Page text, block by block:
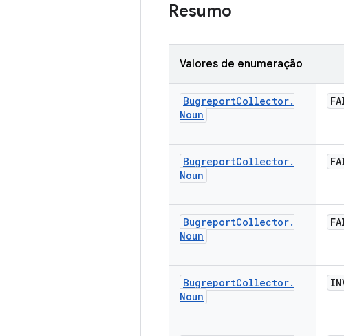
Resumo
Valores de enumeração
BugreportCollector.
Noun
BugreportCollector.
Noun
BugreportCollector.
Noun
BugreportCollector.
Noun